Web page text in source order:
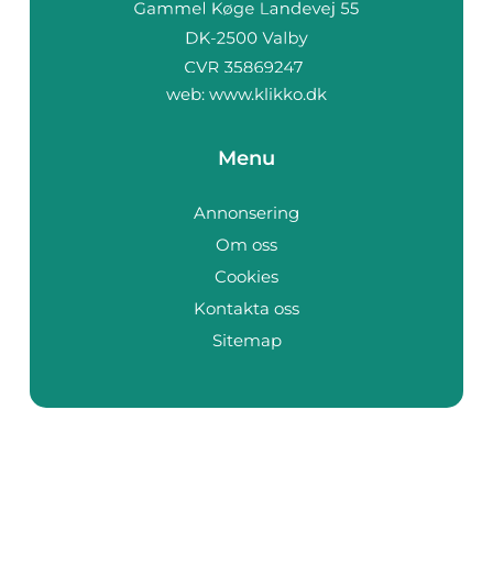
web: www.klikko.dk
Menu
Annonsering
Om oss
Cookies
Kontakta oss
Sitemap